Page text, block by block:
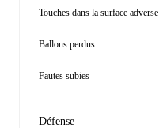
Touches dans la surface adverse
Ballons perdus
Fautes subies
Défense